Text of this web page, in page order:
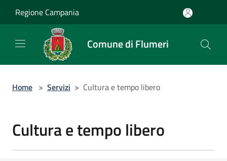
Regione Campania
Comune di Flumeri
Home > Servizi > Cultura e tempo libero
Cultura e tempo libero